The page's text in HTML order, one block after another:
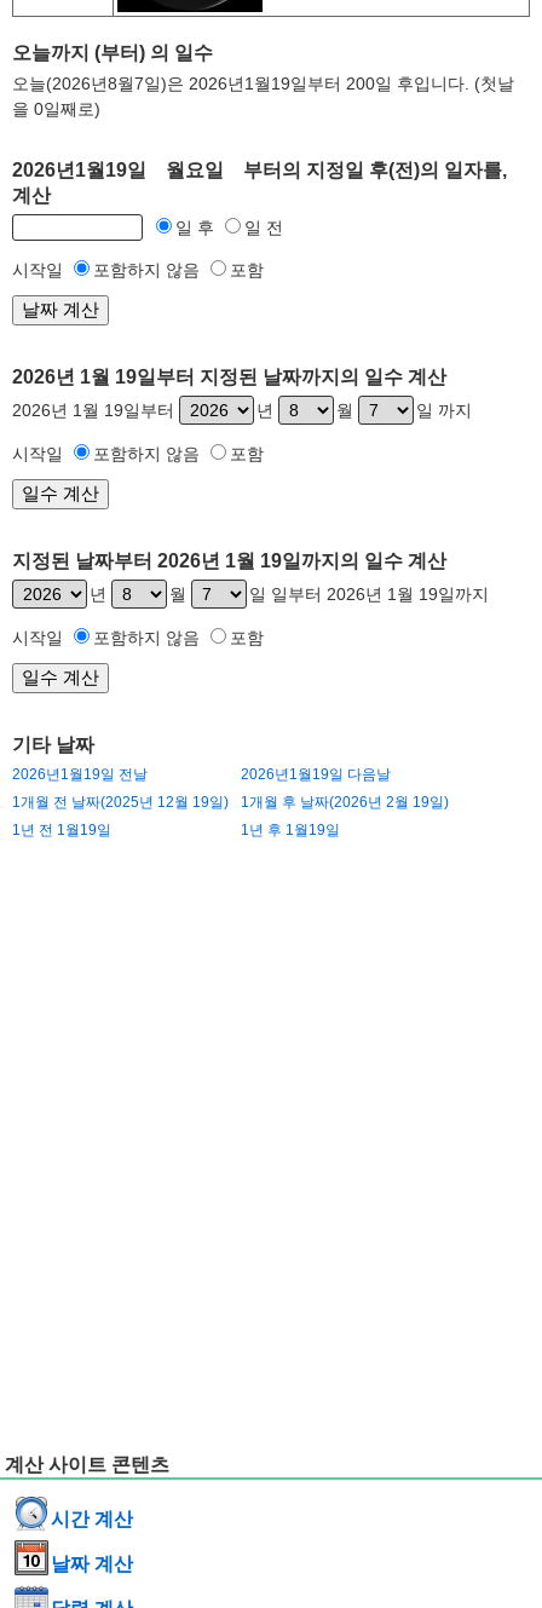
오늘까지 (부터) 의 일수
오늘(2026년8월7일)은 2026년1월19일부터 200일 후입니다. (첫날
을 0일째로)
2026년1월19일 월요일 부터의 지정일 후(전)의 일자를,
계산
일 후 일 전
시작일 포함하지 않음 포함
2026년 1월 19일부터 지정된 날짜까지의 일수 계산
2026년 1월 19일부터 년 월 일 까지
시작일 포함하지 않음 포함
지정된 날짜부터 2026년 1월 19일까지의 일수 계산
년 월 일 일부터 2026년 1월 19일까지
시작일 포함하지 않음 포함
기타 날짜
2026년1월19일 전날
2026년1월19일 다음날
1개월 전 날짜(2025년 12월 19일)
1개월 후 날짜(2026년 2월 19일)
1년 전 1월19일
1년 후 1월19일
계산 사이트 콘텐츠
시간 계산
날짜 계산